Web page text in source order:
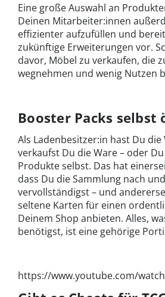
Eine große Auswahl an
Deinen Mitarbeiter:innen
effizienter aufzufüllen und
zukünftige Erweiterungen vor.
davor, Möbel zu verkaufen, die
wegnehmen und wenig Nutzen
Booster Packs selbst
Als Ladenbesitzer:in hast Du die
verkaufst Du die Ware – oder
Produkte selbst. Das hat
dass Du die Sammlung nach
vervollständigst – und
seltene Karten für einen
Deinem Shop anbieten. Alles,
benötigst, ist eine gehörige
https://www.youtube.com/